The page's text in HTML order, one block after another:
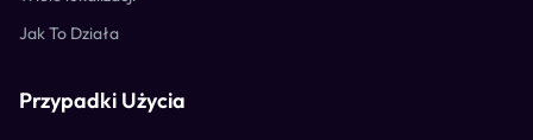
Jak To Działa
Przypadki Użycia